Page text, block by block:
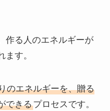
作る人のエネルギーが
す。
のエネルギーを、贈る
できるプロセスです。